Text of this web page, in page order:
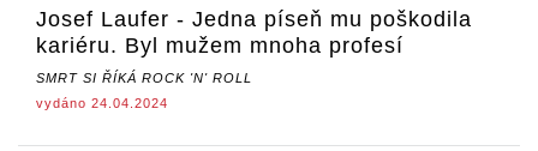
Josef Laufer - Jedna píseň mu poškodila
kariéru. Byl mužem mnoha profesí
SMRT SI ŘÍKÁ ROCK 'N' ROLL
vydáno 24.04.2024